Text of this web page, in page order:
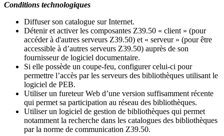
Conditions technologiques
Diffuser son catalogue sur Internet.
Détenir et activer les composantes Z39.50 « client » (pour
accéder à d'autres serveurs Z39.50) et « serveur » (pour être
accessible à d’autres serveurs Z39.50) auprès de son
fournisseur de logiciel documentaire.
Si elle possède un coupe-feu, configurer celui-ci pour
permettre l’accès par les serveurs des bibliothèques utilisant le
logiciel de PEB.
Utiliser un fureteur Web d’une version suffisamment récente
qui permet sa participation au réseau des bibliothèques.
Utiliser un logiciel de gestion de bibliothèques qui permet
notamment la recherche dans les catalogues des bibliothèques
par la norme de communication Z39.50.